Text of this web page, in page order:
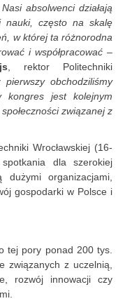
absolwenci działają
nauki, często na skalę
w której ta różnorodna
i współpracować–
, rektor Politechniki
obchodziliśmy
kongres jest kolejnym
związanej z
Wrocławskiej (16-
dla szerokiej
organizacjami,
gospodarki w Polsce i
tej pory ponad 200 tys.
związanych z uczelnią,
rozwój innowacji czy